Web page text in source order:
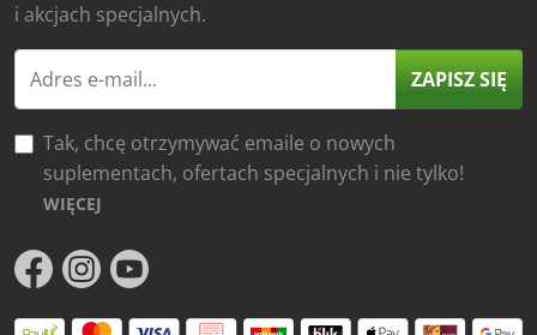
i akcjach specjalnych.
ZAPISZ SIĘ
Tak, chcę otrzymywać emaile o nowych
suplementach, ofertach specjalnych i nie tylko!
WIĘCEJ